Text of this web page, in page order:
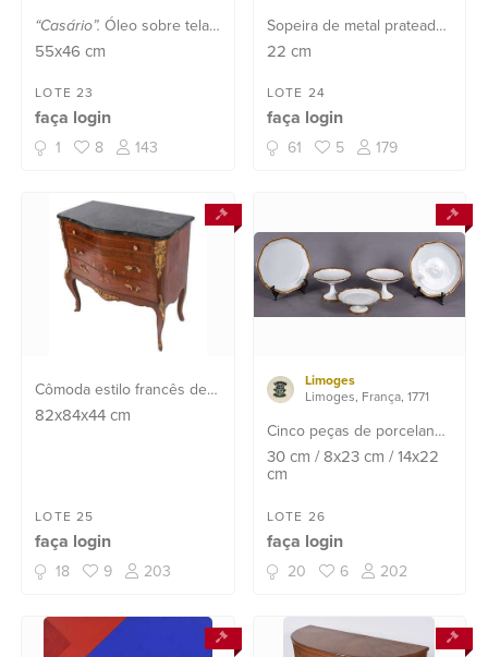
“Casário”.Óleo sobre tela -
datado 1971.
55x46 cm
LOTE 23
faça login
1 8 143
Sopeira de metal prateado
modelo "Malmaison".
22 cm
LOTE 24
faça login
61 5 179
Cômoda estilo francês de
madeira nobre com
dourado e tampo de már...
82x84x44 cm
LOTE 25
faça login
18 9 203
Limoges
Limoges, França, 1771
Cinco peças de porcelana
francesa de Limoges,
W.Guerin & Co., na cor
recortadas apresentando
frisos dourados, composto
de: 2 travessas redo...
30cm /8x23cm /14x22
cm
LOTE 26
faça login
20 6 202